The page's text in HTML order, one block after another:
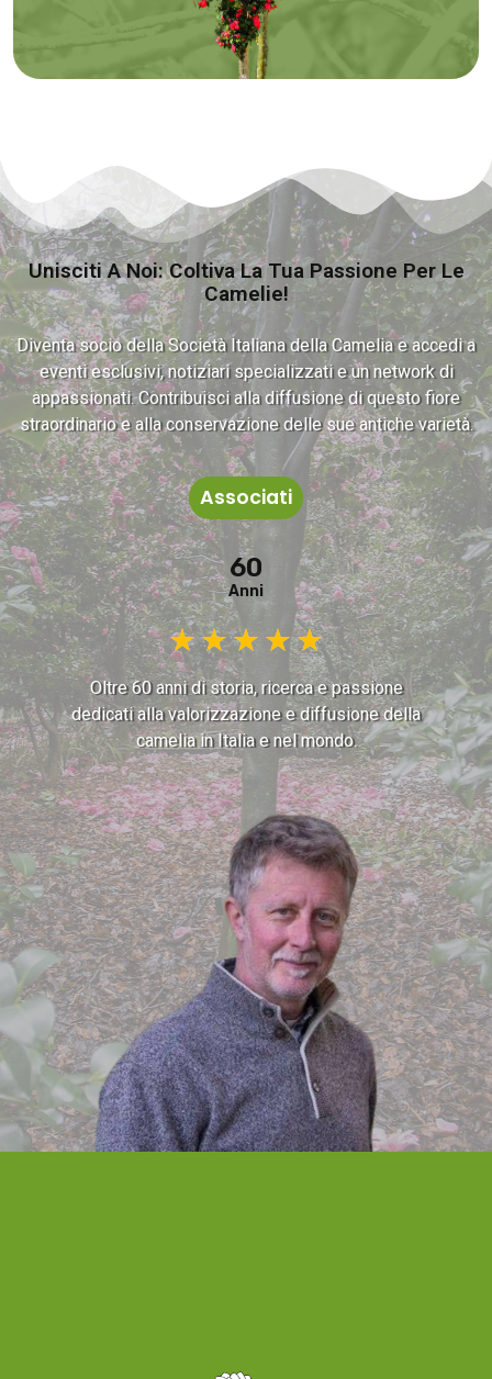
Unisciti A Noi: Coltiva La Tua Passione Per Le
Camelie!
Diventa socio della Società Italiana della Camelia e accedi a
eventi esclusivi, notiziari specializzati e un network di
appassionati. Contribuisci alla diffusione di questo fiore
straordinario e alla conservazione delle sue antiche varietà.
Associati
60
Anni
★★★ ★★
Oltre 60 anni di storia, ricerca e passione
dedicati alla valorizzazione e diffusione della
camelia in Italia e nel mondo.